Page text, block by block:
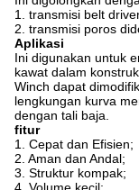
1. transmisi belt
2. transmisi poros
Aplikasi
Ini digunakan untuk
kawat dalam
Winch dapat
lengkungan kurva
dengan tali baja.
fitur
1. Cepat dan Efisien;
2. Aman dan Andal;
3. Struktur kompak;